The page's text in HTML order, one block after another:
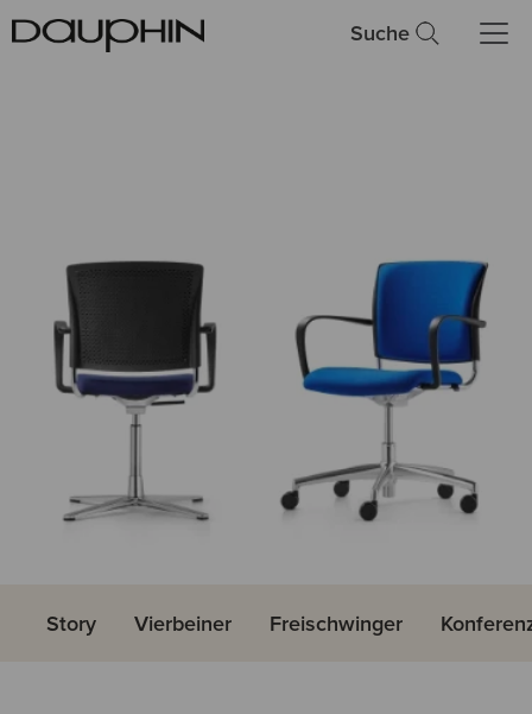
Suche
Story Vierbeiner Freischwinger